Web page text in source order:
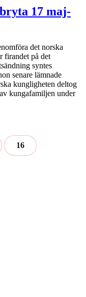
17 maj-
det norska
firandet på det
syntes
senare lämnade
kungligheten deltog
kungafamiljen under
16